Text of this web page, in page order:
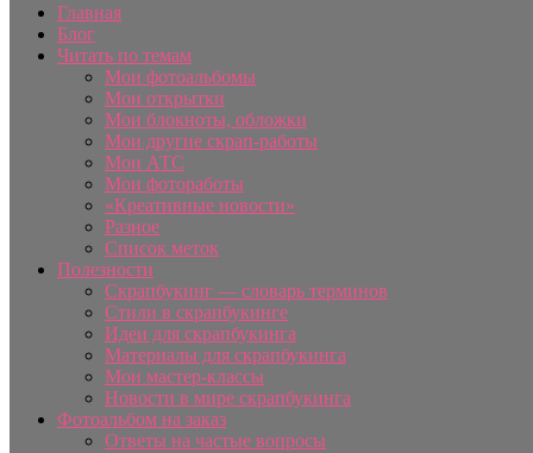
Главная
Блог
Читать по темам
Мои фотоальбомы
Мои открытки
Мои блокноты, обложки
Мои другие скрап-работы
Мои АТС
Мои фотоработы
«Креативные новости»
Разное
Список меток
Полезности
Скрапбукинг — словарь терминов
Стили в скрапбукинге
Идеи для скрапбукинга
Материалы для скрапбукинга
Мои мастер-классы
Новости в мире скрапбукинга
Фотоальбом на заказ
Ответы на частые вопросы